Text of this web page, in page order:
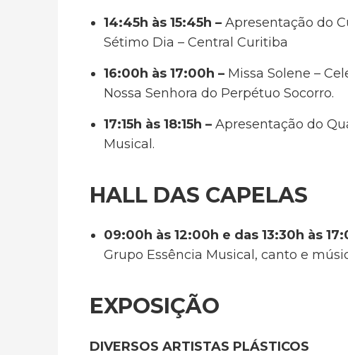
14:45h às 15:45h – Apresentação do
Sétimo Dia – Central Curitiba
16:00h às 17:00h – Missa Solene –
Nossa Senhora do Perpétuo Socorro.
17:15h às 18:15h – Apresentação do
Musical.
HALL DAS CAPELAS
09:00h às 12:00h e das 13:30h às
Grupo Essência Musical, canto e
EXPOSIÇÃO
DIVERSOS ARTISTAS PLÁSTICOS